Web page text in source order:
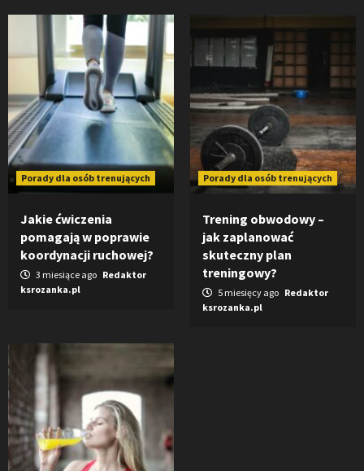
Porady dla osób trenujących
Jakie ćwiczenia
pomagają w poprawie
koordynacji ruchowej?
3 miesiące ago Redaktor
ksrozanka.pl
Porady dla osób trenujących
Trening obwodowy –
jak zaplanować
skuteczny plan
treningowy?
5 miesięcy ago Redaktor
ksrozanka.pl